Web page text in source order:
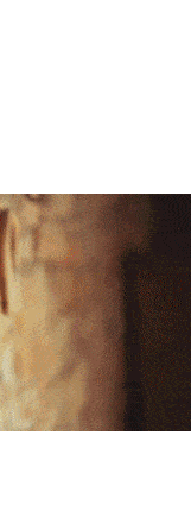
el río Tirón, pero no la